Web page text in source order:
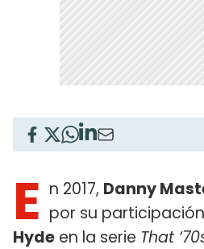
E n 2017, Danny
por su
Hyde en la serie That